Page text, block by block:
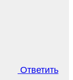
Ответить